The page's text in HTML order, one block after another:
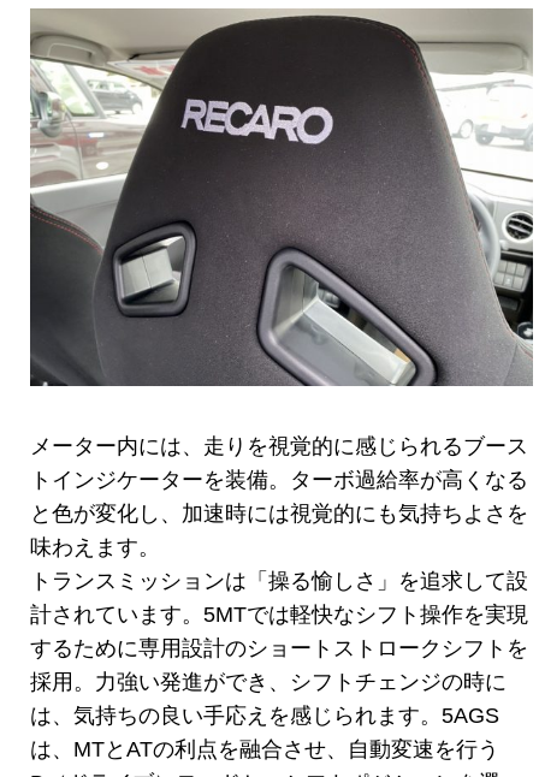
メーター内には、走りを視覚的に感じられるブース
トインジケーターを装備。ターボ過給率が高くなる
と色が変化し、加速時には視覚的にも気持ちよさを
味わえます。
トランスミッションは「操る愉しさ」を追求して設
計されています。5MTでは軽快なシフト操作を実現
するために専用設計のショートストロークシフトを
採用。力強い発進ができ、シフトチェンジの時に
は、気持ちの良い手応えを感じられます。5AGS
は、MTとATの利点を融合させ、自動変速を行う